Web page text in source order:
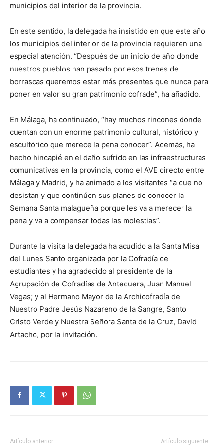
municipios del interior de la provincia.
En este sentido, la delegada ha insistido en que este año
los municipios del interior de la provincia requieren una
especial atención. “Después de un inicio de año donde
nuestros pueblos han pasado por esos trenes de
borrascas queremos estar más presentes que nunca para
poner en valor su gran patrimonio cofrade”, ha añadido.
En Málaga, ha continuado, “hay muchos rincones donde
cuentan con un enorme patrimonio cultural, histórico y
escultórico que merece la pena conocer”. Además, ha
hecho hincapié en el daño sufrido en las infraestructuras
comunicativas en la provincia, como el AVE directo entre
Málaga y Madrid, y ha animado a los visitantes “a que no
desistan y que continúen sus planes de conocer la
Semana Santa malagueña porque les va a merecer la
pena y va a compensar todas las molestias”.
Durante la visita la delegada ha acudido a la Santa Misa
del Lunes Santo organizada por la Cofradía de
estudiantes y ha agradecido al presidente de la
Agrupación de Cofradías de Antequera, Juan Manuel
Vegas; y al Hermano Mayor de la Archicofradía de
Nuestro Padre Jesús Nazareno de la Sangre, Santo
Cristo Verde y Nuestra Señora Santa de la Cruz, David
Artacho, por la invitación.
Artículo anterior Artículo siguiente